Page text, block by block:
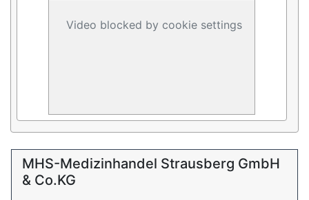
Video blocked by cookie settings
MHS-Medizinhandel Strausberg GmbH
& Co.KG